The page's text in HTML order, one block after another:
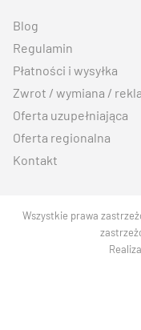
Blog
Regulamin
Płatności i wysyłka
Zwrot / wymiana /
Oferta uzupełniająca
Oferta regionalna
Kontakt
Wszystkie prawa